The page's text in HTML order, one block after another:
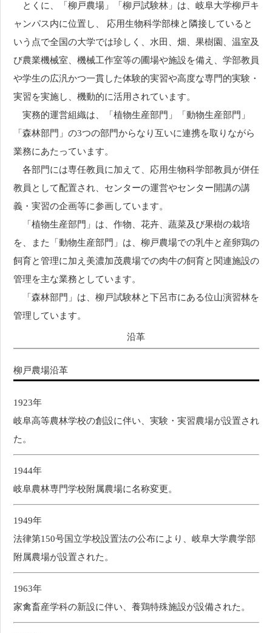
とくに、「柳戸農場」「柳戸試験林」は、岐阜大学柳戸キ
ャンパス内に位置し、 応用生物科学部棟と隣接していると
いう点で全国の大学では珍しく、水田、畑、果樹園、温室及
び農業機械室、機械工作室等の圃場や施設を備え、学部教員
や学生の広汎かつ一貫した体験的実習や高度な専門的実験・
実習を実施し、機動的に活用されています。
実務的運営組織は、「植物生産部門」「動物生産部門」
「森林部門」の3つの部門からなり互いに連携を取りながら
業務にあたっています。
各部門には専任教員に加えて、応用生物科学部教員が併任
教員として配置され、センターの運営やセンター開講の講
義・実習の企画等に参画しています。
「植物生産部門」は、作物、花卉、蔬菜及び果樹の栽培
を、また「動物生産部門」は、柳戸農場での乳牛と産卵鶏の
飼育と管理に加え美濃加茂農場での肉牛の飼育と関連施設の
管理を主な業務としています。
「森林部門」は、柳戸試験林と下呂市にある位山演習林を
管理しています。
沿革
柳戸農場沿革
1923年
岐阜高等農林学校の創設に伴い、実験・実習農場が設置され
た。
1944年
岐阜農林専門学校附属農場に名称変更。
1949年
法律第150号国立学校設置法の公布により、岐阜大学農学部
附属農場が設置された。
1963年
家禽畜産学科の新設に伴い、養鶏特殊施設が設備された。